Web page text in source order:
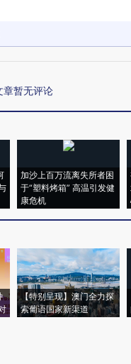
章暂无评论
加沙上百万流离失所者困
于“塑料烤箱” 高温引发健
康危机
【特别呈现】澳门全力探
索葡语国家新渠道